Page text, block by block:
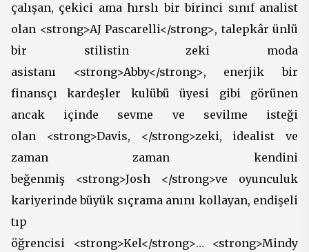
çalışan, çekici ama hırslı bir birinci sınıf analist
olan <strong>AJ Pascarelli</strong>, talepkâr ünlü
bir stilistin zeki moda
asistanı <strong>Abby</strong>, enerjik bir
finansçı kardeşler kulübü üyesi gibi görünen
ancak içinde sevme ve sevilme isteği
olan <strong>Davis, </strong>zeki, idealist ve
zaman zaman kendini
beğenmiş <strong>Josh </strong>ve oyunculuk
kariyerinde büyük sıçrama anını kollayan, endişeli
tıp
öğrencisi <strong>Kel</strong>… <strong>Mindy